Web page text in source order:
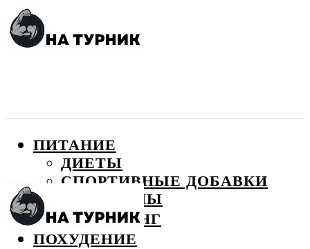
ПИТАНИЕ
ДИЕТЫ
СПОРТИВНЫЕ ДОБАВКИ
ВИТАМИНЫ
БОДИБИЛДИНГ
ПОХУДЕНИЕ